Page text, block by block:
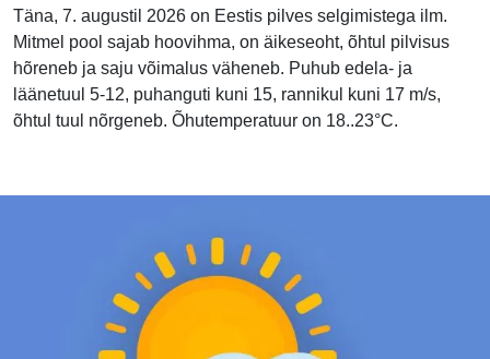
Täna, 7. augustil 2026 on Eestis pilves selgimistega ilm.
Mitmel pool sajab hoovihma, on äikeseoht, õhtul pilvisus
hõreneb ja saju võimalus väheneb. Puhub edela- ja
läänetuul 5-12, puhanguti kuni 15, rannikul kuni 17 m/s,
õhtul tuul nõrgeneb. Õhutemperatuur on 18..23°C.